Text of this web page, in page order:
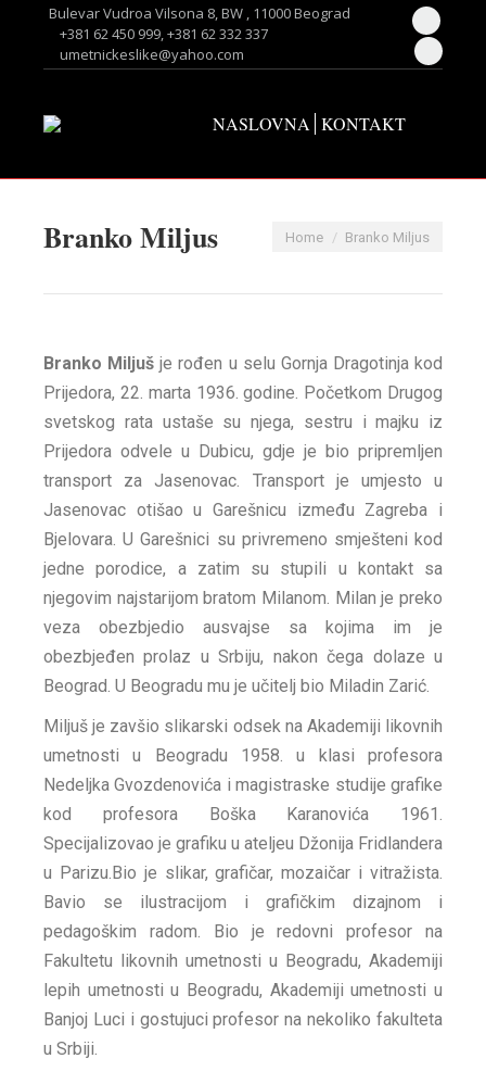
Bulevar Vudroa Vilsona 8, BW , 11000 Beograd
+381 62 450 999, +381 62 332 337
umetnickeslike@yahoo.com
page
window
Twitter
new
NASLOVNA KONTAKT
Branko Miljus You are here:
Home Branko Miljus
Branko Miljuš je rođen u selu Gornja Dragotinja kod
Prijedora, 22. marta 1936. godine. Početkom Drugog
svetskog rata ustaše su njega, sestru i majku iz
Prijedora odvele u Dubicu, gdje je bio pripremljen
transport za Jasenovac. Transport je umjesto u
Jasenovac otišao u Garešnicu između Zagreba i
Bjelovara. U Garešnici su privremeno smješteni kod
jedne porodice, a zatim su stupili u kontakt sa
njegovim najstarijom bratom Milanom. Milan je preko
veza obezbjedio ausvajse sa kojima im je
obezbjeđen prolaz u Srbiju, nakon čega dolaze u
Beograd. U Beogradu mu je učitelj bio Miladin Zarić.
Miljuš je zavšio slikarski odsek na Akademiji likovnih
umetnosti u Beogradu 1958. u klasi profesora
Nedeljka Gvozdenovića i magistraske studije grafike
kod profesora Boška Karanovića 1961.
Specijalizovao je grafiku u ateljeu Džonija Fridlandera
u Parizu.Bio je slikar, grafičar, mozaičar i vitražista.
Bavio se ilustracijom i grafičkim dizajnom i
pedagoškim radom. Bio je redovni profesor na
Fakultetu likovnih umetnosti u Beogradu, Akademiji
lepih umetnosti u Beogradu, Akademiji umetnosti u
Banjoj Luci i gostujuci profesor na nekoliko fakulteta
u Srbiji.